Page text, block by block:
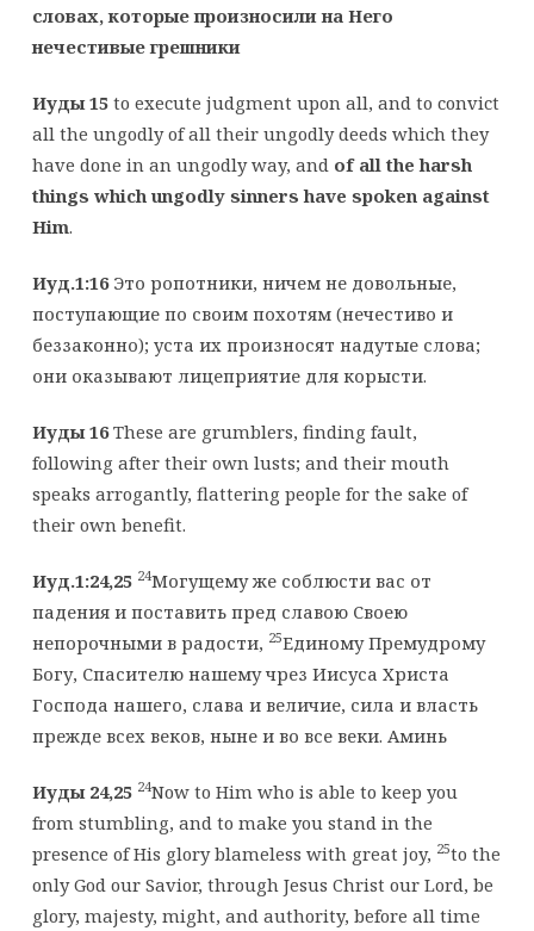
словах, которые произносили на Него
нечестивые грешники
Иуды 15to execute judgment upon all, and to convict
all the ungodly of all their ungodly deeds which they
have done in an ungodly way, and of all the harsh
things which ungodly sinners have spoken against
Him.
Иуд.1:16Это ропотники, ничем не довольные,
поступающие по своим похотям (нечестиво и
беззаконно); уста их произносят надутые слова;
они оказывают лицеприятие для корысти.
Иуды 16These are grumblers, finding fault,
following after their own lusts; and their mouth
speaks arrogantly, flattering people for the sake of
their own benefit.
Иуд.1:24,25 24Могущему же соблюсти вас от
падения и поставить пред славою Своею
непорочными в радости, 25Единому Премудрому
Богу, Спасителю нашему чрез Иисуса Христа
Господа нашего, слава и величие, сила и власть
прежде всех веков, ныне и во все веки. Аминь
Иуды 24,25 24Now to Him who is able to keep you
from stumbling, and to make you stand in the
presence of His glory blameless with great joy, 25to the
only God our Savior, through Jesus Christ our Lord, be
glory, majesty, might, and authority, before all time